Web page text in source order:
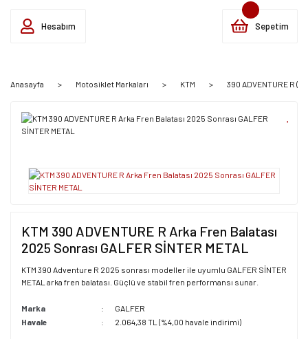
Hesabım Sepetim
Anasayfa Motosiklet Markaları KTM 390 ADVENTURE R
KTM 390 ADVENTURE R Arka Fren Balatası
2025 Sonrası GALFER SİNTER METAL
KTM 390 Adventure R 2025 sonrası modeller ile uyumlu GALFER SİNTER
METAL arka fren balatası. Güçlü ve stabil fren performansı sunar.
Marka
GALFER
Havale
2.064,38 TL (%4,00 havale indirimi)